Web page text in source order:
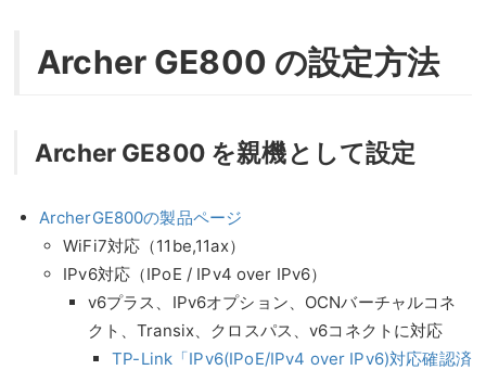
Archer GE800 の設定方法
Archer GE800 を親機として設定
ArcherGE800の製品ページ
WiFi7対応（11be,11ax）
IPv6対応（IPoE / IPv4 over IPv6）
v6プラス、IPv6オプション、OCNバーチャルコネ
クト、Transix、クロスパス、v6コネクトに対応
TP-Link「IPv6(IPoE/IPv4 over IPv6)対応確認済